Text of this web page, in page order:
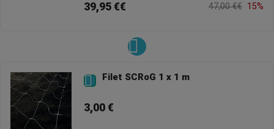
39,95 €€ 47,00 €€ 15%
 Filet SCRoG 1 x 1 m
3,00 €